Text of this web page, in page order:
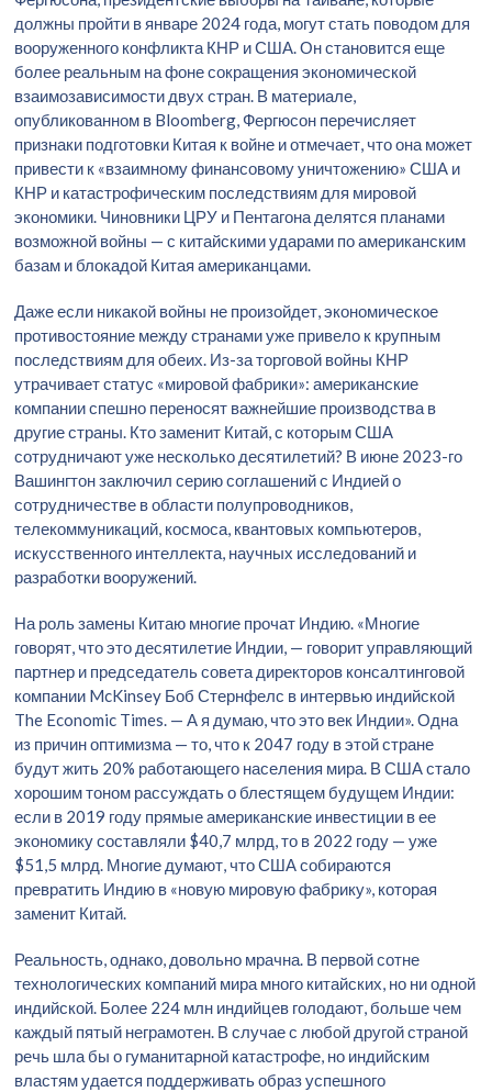
должны пройти в январе 2024 года, могут стать поводом для
вооруженного конфликта КНР и США. Он становится еще
более реальным на фоне сокращения экономической
взаимозависимости двух стран. В материале,
опубликованном в Bloomberg, Фергюсон перечисляет
признаки подготовки Китая к войне и отмечает, что она может
привести к «взаимному финансовому уничтожению» США и
КНР и катастрофическим последствиям для мировой
экономики. Чиновники ЦРУ и Пентагона делятся планами
возможной войны — с китайскими ударами по американским
базам и блокадой Китая американцами.
Даже если никакой войны не произойдет, экономическое
противостояние между странами уже привело к крупным
последствиям для обеих. Из-за торговой войны КНР
утрачивает статус «мировой фабрики»: американские
компании спешно переносят важнейшие производства в
другие страны. Кто заменит Китай, с которым США
сотрудничают уже несколько десятилетий? В июне 2023-го
Вашингтон заключил серию соглашений с Индией о
сотрудничестве в области полупроводников,
телекоммуникаций, космоса, квантовых компьютеров,
искусственного интеллекта, научных исследований и
разработки вооружений.
На роль замены Китаю многие прочат Индию. «Многие
говорят, что это десятилетие Индии, — говорит управляющий
партнер и председатель совета директоров консалтинговой
компании McKinsey Боб Стернфелс в интервью индийской
The Economic Times. — А я думаю, что это век Индии». Одна
из причин оптимизма — то, что к 2047 году в этой стране
будут жить 20% работающего населения мира. В США стало
хорошим тоном рассуждать о блестящем будущем Индии:
если в 2019 году прямые американские инвестиции в ее
экономику составляли $40,7 млрд, то в 2022 году — уже
$51,5 млрд. Многие думают, что США собираются
превратить Индию в «новую мировую фабрику», которая
заменит Китай.
Реальность, однако, довольно мрачна. В первой сотне
технологических компаний мира много китайских, но ни одной
индийской. Более 224 млн индийцев голодают, больше чем
каждый пятый неграмотен. В случае с любой другой страной
речь шла бы о гуманитарной катастрофе, но индийским
властям удается поддерживать образ успешного